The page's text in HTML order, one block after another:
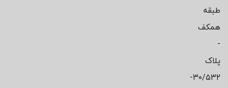
طبقه
همکف
-
پلاک
۳۰/۵۳۲-